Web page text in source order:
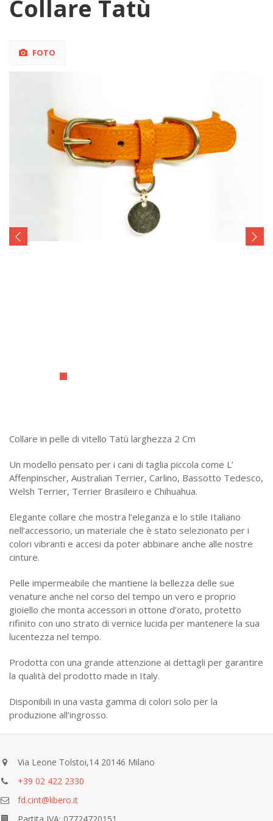
Collare Tatù
FOTO
Collare in pelle di vitello Tatù larghezza 2 Cm
Un modello pensato per i cani di taglia piccola come L’
Affenpinscher, Australian Terrier, Carlino, Bassotto Tedesco,
Welsh Terrier, Terrier Brasileiro e Chihuahua.
Elegante collare che mostra l’eleganza e lo stile Italiano
nell’accessorio, un materiale che è stato selezionato per i
colori vibranti e accesi da poter abbinare anche alle nostre
cinture.
Pelle impermeabile che mantiene la bellezza delle sue
venature anche nel corso del tempo un vero e proprio
gioiello che monta accessori in ottone d’orato, protetto
rifinito con uno strato di vernice lucida per mantenere la sua
lucentezza nel tempo.
Prodotta con una grande attenzione ai dettagli per garantire
la qualità del prodotto made in Italy.
Disponibili in una vasta gamma di colori solo per la
produzione all’ingrosso.
Via Leone Tolstoi,14 20146 Milano
+39 02 422 2330
fd.cint@libero.it